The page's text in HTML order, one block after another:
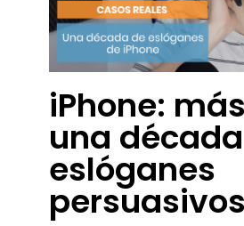
iPhone:
una
eslóganes
persuasivos